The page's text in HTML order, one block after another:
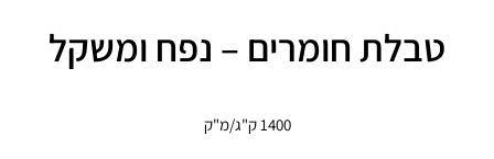
טבלת חומרים – נפח ומשקל
1400 ק"ג/מ"ק